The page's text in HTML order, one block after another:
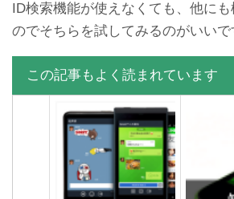
機内モードにしたのにLINE
既読になったぞ！どういう
ことや！
ID検索機能が使えなくても、他に
のでそちらを試してみるのがいいで
この記事もよく読まれています